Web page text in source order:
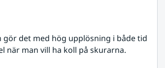
det med hög upplösning i både tid
när man vill ha koll på skurarna.